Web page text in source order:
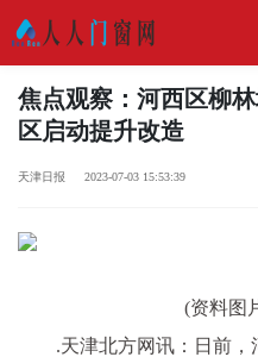
焦点观察：河西区柳
区启动提升改造
天津日报 2023-07-03 15:53:39
(资料图
.天津北方网讯： 日前，